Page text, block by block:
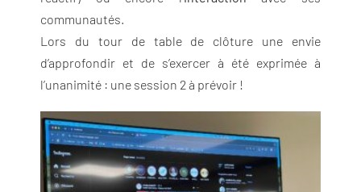
communautés.
Lors du tour de table de clôture une envie
d’approfondir et de s’exercer à été exprimée à
l’unanimité : une session 2 à prévoir !